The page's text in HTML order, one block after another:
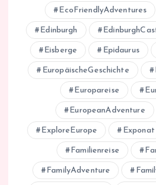
EcoFriendlyAdventures
Edinburgh
Eisberge Epidaurus
EuropäischeGeschichte
Europareise
EuropeanAdventure
ExploreEurope Exponat
Familienreise
FamilyAdventure